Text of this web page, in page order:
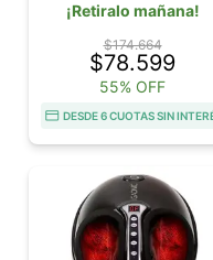
¡Retiralo mañana!
$174.664
$78.599
55% OFF
DESDE 6 CUOTAS SIN